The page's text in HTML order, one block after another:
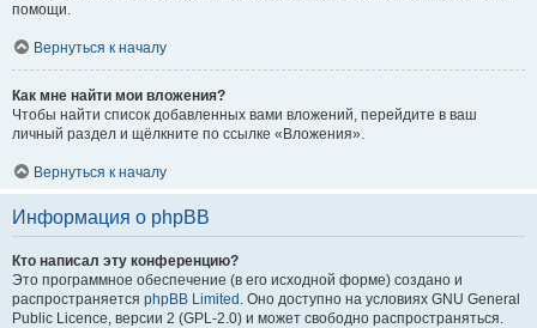
помощи.
Вернуться к началу
Как мне найти мои вложения?
Чтобы найти список добавленных вами вложений, перейдите в ваш
личный раздел и щёлкните по ссылке «Вложения».
Вернуться к началу
Информация о phpBB
Кто написал эту конференцию?
Это программное обеспечение (в его исходной форме) создано и
распространяется phpBB Limited . Оно доступно на условиях GNU General
Public Licence, версии 2 (GPL-2.0) и может свободно распространяться.